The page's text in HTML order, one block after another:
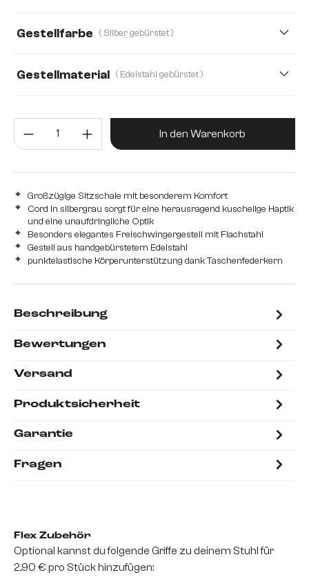
Gestellfarbe ( Silber gebürstet )
Gestellmaterial ( Edelstahl gebürstet )
Produkt Anzahl: Gib den
In den Warenkorb
Großzügige Sitzschale mit besonderem Komfort
Cord in silbergrau sorgt für eine herausragend kuschelige Haptik
und eine unaufdringliche Optik
Besonders elegantes Freischwingergestell mit Flachstahl
Gestell aus handgebürstetem Edelstahl
punktelastische Körperunterstützung dank Taschenfederkern
Beschreibung
Bewertungen
Versand
Produktsicherheit
Garantie
Fragen
Flex Zubehör
Optional kannst du folgende Griffe zu deinem Stuhl für
2,90 € pro Stück hinzufügen: